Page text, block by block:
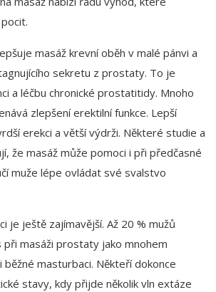
masáž krevní oběh v malé pánvi a
sekretu z prostaty. To je
a léčbu chronické prostatitidy. Mnoho
zlepšení erektilní funkce. Lepší
erekci a větší výdrži. Některé studie a
že masáž může pomoci i při předčasné
muže lépe ovládat své svalstvo
je ještě zajímavější. Až 20 % mužů
masáži prostaty jako mnohem
běžné masturbaci. Někteří dokonce
stavy, kdy přijde několik vln extáze